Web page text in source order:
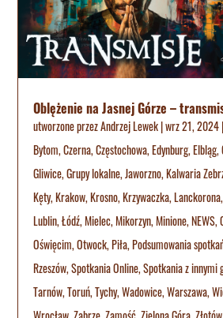
Oblężenie na Jasnej Górze –
utworzone przezAndrzej Lewek|wrz 21, 2024
Bytom,Czerna,Częstochowa,Edynburg,Elbląg,
Gliwice,Grupy lokalne,Jaworzno,Kalwaria
Kęty,Krakow,Krosno,Krzywaczka,Lanckorona
Lublin,Łódź,Mielec,Mikorzyn,Minione,NEWS,
Oświęcim,Otwock,Piła,Podsumowania
Rzeszów,Spotkania Online,Spotkania z innymi
Tarnów,Toruń,Tychy,Wadowice,Warszawa,